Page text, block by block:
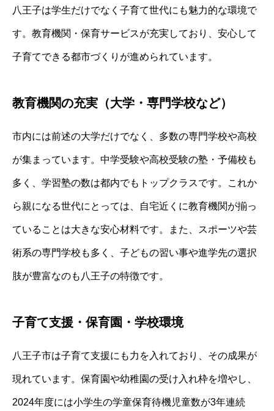
八王子は学生だけでなく子育て世代にも魅力的な環境で
す。教育機関・保育サービスが充実しており、安心して
子育てできる都市づくりが進められています。
教育機関の充実（大学・専門学校など）
市内には前述の大学だけでなく、多数の専門学校や高校
が集まっています。中学受験や高校受験の塾・予備校も
多く、学習塾の数は都内でもトップクラスです。これか
ら親になる世代にとっては、自宅近くに教育機関が揃っ
ていることは大きな安心材料です。また、スポーツや芸
術系の専門学校も多く、子どもの習い事や進学先の選択
肢が豊富なのも八王子の特徴です。
子育て支援・保育園・学校環境
八王子市は子育て支援にも力を入れており、その成果が
現れています。保育園や幼稚園の受け入れ枠を増やし、
2024年度には小学生の学童保育待機児童数が3年連続